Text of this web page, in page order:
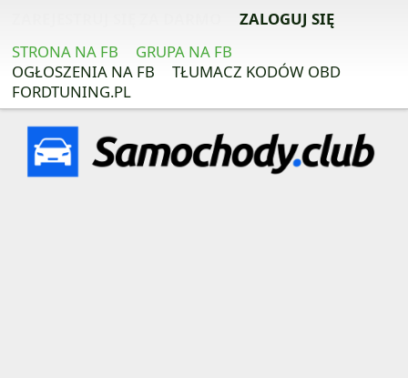
ZALOGUJ SIĘ
STRONA NA FB
GRUPA NA FB
OGŁOSZENIA NA FB
TŁUMACZ KODÓW OBD
FORDTUNING.PL